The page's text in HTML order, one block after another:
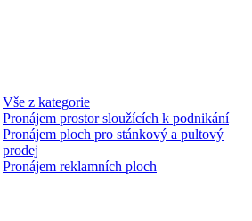
Vše z kategorie
Pronájem prostor sloužících k podnikání
Pronájem ploch pro stánkový a pultový
prodej
Pronájem reklamních ploch